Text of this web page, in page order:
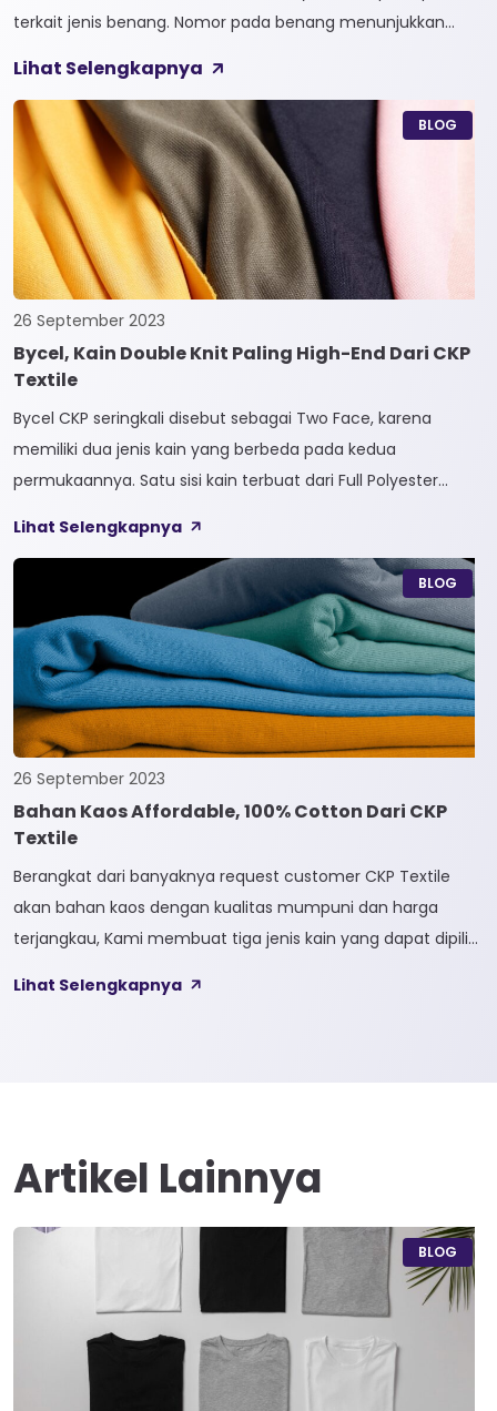
terkait jenis benang. Nomor pada benang menunjukkan
penomoran sendiri terbagi menjadi dua, Tidak Langsung dan
Langsung. 1. Penomoran Tidak Langsung Penomoran Tidak
Langsung biasa diaplikasikan pada jenis Natural Fiber, seperti
Rayon dan Cotton. Satuan yang paling […]
Lihat Selengkapnya
BLOG
26 September 2023
Bycel, Kain Double Knit Paling High-End Dari CKP
Textile
Bycel CKP seringkali disebut sebagai Two Face, karena
memiliki dua jenis kain yang berbeda pada kedua
permukaannya. Satu sisi kain terbuat dari Full Polyester
Bycel merupakan kain High-End karena bersifat Fungsional,
dapat digunakan sesuai kebutuhan customer. Selain itu,
kain Bycel juga diberi teknologi teranyar yakni pemberian
dua jenis […]
Lihat Selengkapnya
BLOG
26 September 2023
Bahan Kaos Affordable, 100% Cotton Dari CKP
Textile
Berangkat dari banyaknya request customer CKP Textile
akan bahan kaos dengan kualitas mumpuni dan harga
terjangkau, Kami membuat tiga jenis kain yang dapat dipilih
kain yang bahan dasarnya 100% cotton. Softcel juga sering
Lihat Selengkapnya
Artikel Lainnya
BLOG